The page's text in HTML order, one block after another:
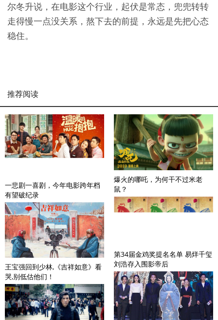
尔冬升说，在电影这个行业，起伏是常态，兜兜转转
走得慢一点没关系，熬下去的前提，永远是先把心态
稳住。
推荐阅读
一悲剧一喜剧，今年电影跨年档
有望破纪录
王宝强回到少林,《吉祥如意》看
哭,别低估他们！
爆火的哪吒，为何干不过米老
鼠？
第34届金鸡奖提名名单 易烊千玺
刘浩存入围影帝后